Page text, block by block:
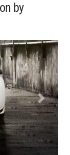
by
Next